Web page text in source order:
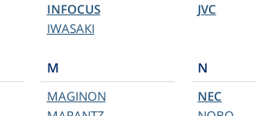
INFOCUS
IWASAKI
JVC
M
MAGINON
N
NEC